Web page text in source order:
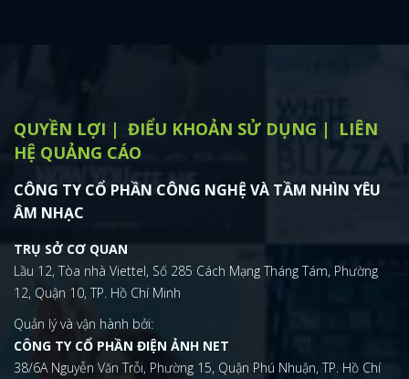
QUYỀN LỢI ĐIỂU KHOẢN SỬ DỤNG
LIÊN
HỆ QUẢNG CÁO
CÔNG TY CỔ PHẦN CÔNG NGHỆ VÀ TẦM NHÌN YÊU
ÂM NHẠC
TRỤ SỞ CƠ QUAN
Lầu 12, Tòa nhà Viettel, Số 285 Cách Mạng Tháng Tám, Phường
12, Quận 10, TP. Hồ Chí Minh
Quản lý và vận hành bởi:
CÔNG TY CỔ PHẦN ĐIỆN ẢNH NET
38/6A Nguyễn Văn Trỗi, Phường 15, Quận Phú Nhuận, TP. Hồ Chí